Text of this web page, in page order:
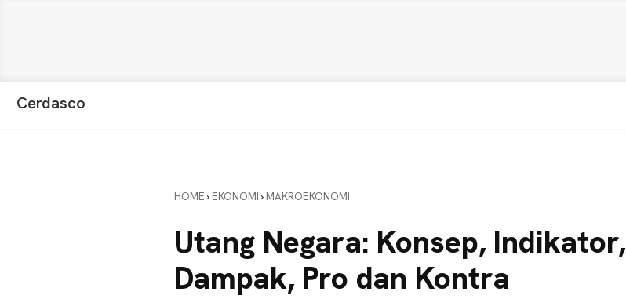
Cerdasco
HOME › EKONOMI › MAKROEKONOMI
Utang Negara: Konsep, Indikator,
Dampak, Pro dan Kontra